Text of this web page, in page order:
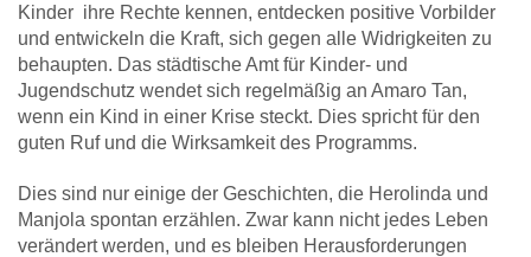
Kinder ihre Rechte kennen, entdecken positive Vorbilder
und entwickeln die Kraft, sich gegen alle Widrigkeiten zu
behaupten. Das städtische Amt für Kinder- und
Jugendschutz wendet sich regelmäßig an Amaro Tan,
wenn ein Kind in einer Krise steckt. Dies spricht für den
guten Ruf und die Wirksamkeit des Programms.
Dies sind nur einige der Geschichten, die Herolinda und
Manjola spontan erzählen. Zwar kann nicht jedes Leben
verändert werden, und es bleiben Herausforderungen